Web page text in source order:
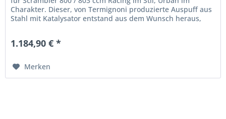
Charakter. Dieser, von Termignoni produzierte Auspuff aus
Stahl mit Katalysator entstand aus dem Wunsch heraus,
1.184,90 € *
Merken